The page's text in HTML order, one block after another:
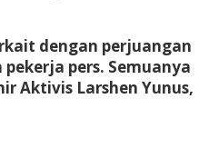
dengan perjuangan
pers. Semuanya
Aktivis Larshen Yunus,